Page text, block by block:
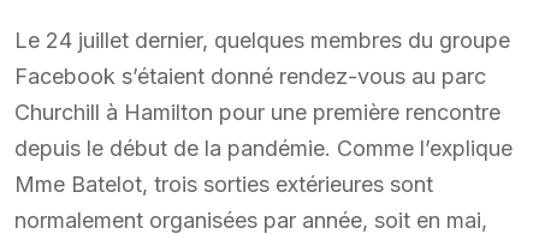
Le 24 juillet dernier, quelques membres du groupe
Facebook s’étaient donné rendez-vous au parc
Churchill à Hamilton pour une première rencontre
depuis le début de la pandémie. Comme l’explique
Mme Batelot, trois sorties extérieures sont
normalement organisées par année, soit en mai,